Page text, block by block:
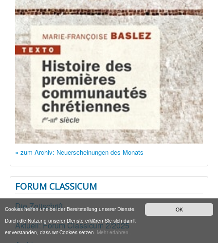
OK
Cookies helfen uns bei der Bereitstellung unserer Dienste.
Durch die Nutzung unserer Dienste erklären Sie sich damit
einverstanden, dass wir Cookies setzen. Mehr erfahren...
» zum Archiv: Neuerscheinungen des Monats
FORUM CLASSICUM
Die Zeitschrift
Aktuell: Forum Classicum 2/2025